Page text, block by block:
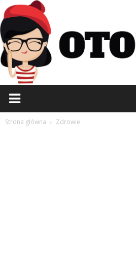
Strona główna Zdrowie